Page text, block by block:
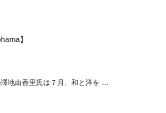
】
地由香里氏は７月、和と洋を …